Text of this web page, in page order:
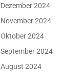
Dezember 2024
November 2024
Oktober 2024
September 2024
August 2024